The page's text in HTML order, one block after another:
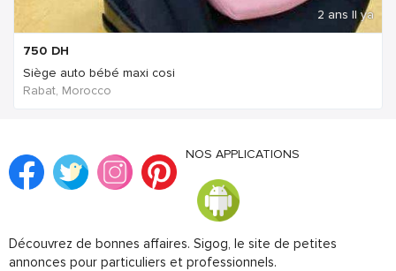
2 ans Il ya
750 DH
Siège auto bébé maxi cosi
Rabat, Morocco
NOS APPLICATIONS
Découvrez de bonnes affaires. Sigog, le site de petites
annonces pour particuliers et professionnels.